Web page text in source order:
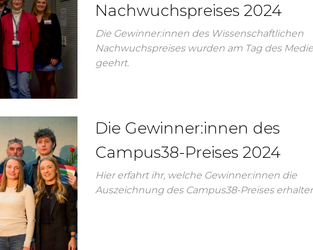
Nachwuchspreises 2024
Die Gewinner:innen des Wissenschaftlichen
Nachwuchspreises wurden am Tag des
geehrt.
Die Gewinner:innen des
Campus38-Preises 2024
Hier erfahrt ihr, welche Gewinner:innen die
Auszeichnung des Campus38-Preises